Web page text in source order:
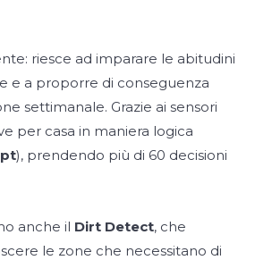
riesce ad imparare le abitudini
e a proporre di conseguenza
settimanale. Grazie ai sensori
per casa in maniera logica
), prendendo più di 60 decisioni
anche il Dirt Detect, che
le zone che necessitano di